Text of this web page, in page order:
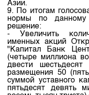
Азии.
9. По итогам
нормы по данному
решение:
- Увеличить
именных акций
"Капитал Банк
(четыре миллиона
двести
размещения 50
суммой уставного
пятьдесят девять